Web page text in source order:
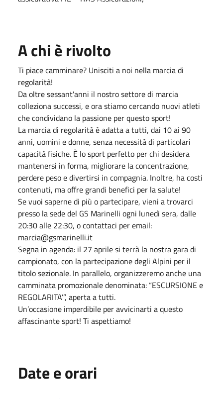
A chi è rivolto
Ti piace camminare? Unisciti a noi nella marcia di
regolarità!
Da oltre sessant'anni il nostro settore di marcia
colleziona successi, e ora stiamo cercando nuovi atleti
che condividano la passione per questo sport!
La marcia di regolarità è adatta a tutti, dai 10 ai 90
anni, uomini e donne, senza necessità di particolari
capacità fisiche. È lo sport perfetto per chi desidera
mantenersi in forma, migliorare la concentrazione,
perdere peso e divertirsi in compagnia. Inoltre, ha costi
contenuti, ma offre grandi benefici per la salute!
Se vuoi saperne di più o partecipare, vieni a trovarci
presso la sede del GS Marinelli ogni lunedì sera, dalle
20:30 alle 22:30, o contattaci per email:
marcia@gsmarinelli.it
Segna in agenda: il 27 aprile si terrà la nostra gara di
campionato, con la partecipazione degli Alpini per il
titolo sezionale. In parallelo, organizzeremo anche una
camminata promozionale denominata: “ESCURSIONE e
REGOLARITA’”, aperta a tutti.
Un’occasione imperdibile per avvicinarti a questo
affascinante sport! Ti aspettiamo!
Date e orari